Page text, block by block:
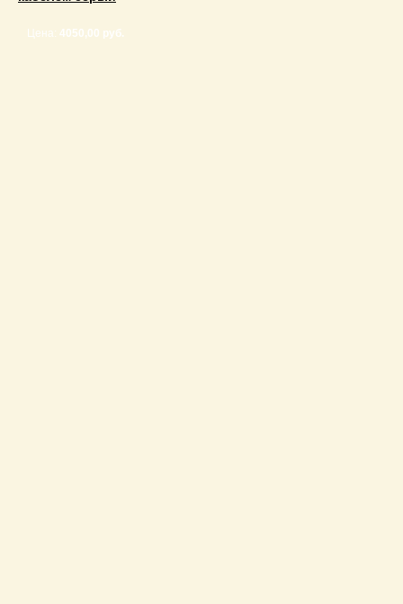
Цена: 4050,00 руб.